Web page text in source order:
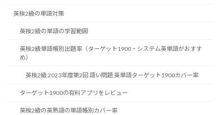
英検2級の単語対策
英検2級の単語の学習範囲
英検2級単語帳別出題率（ターゲット1900・システム英単語がおすす
め）
英検2級 2023年度第2回 語い問題 英単語ターゲット1900カバー率
ターゲット1900の有料アプリをレビュー
英検2級の英熟語の単語帳別カバー率